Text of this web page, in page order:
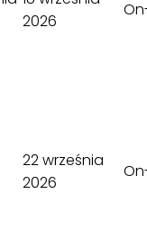
2026
22 września
2026